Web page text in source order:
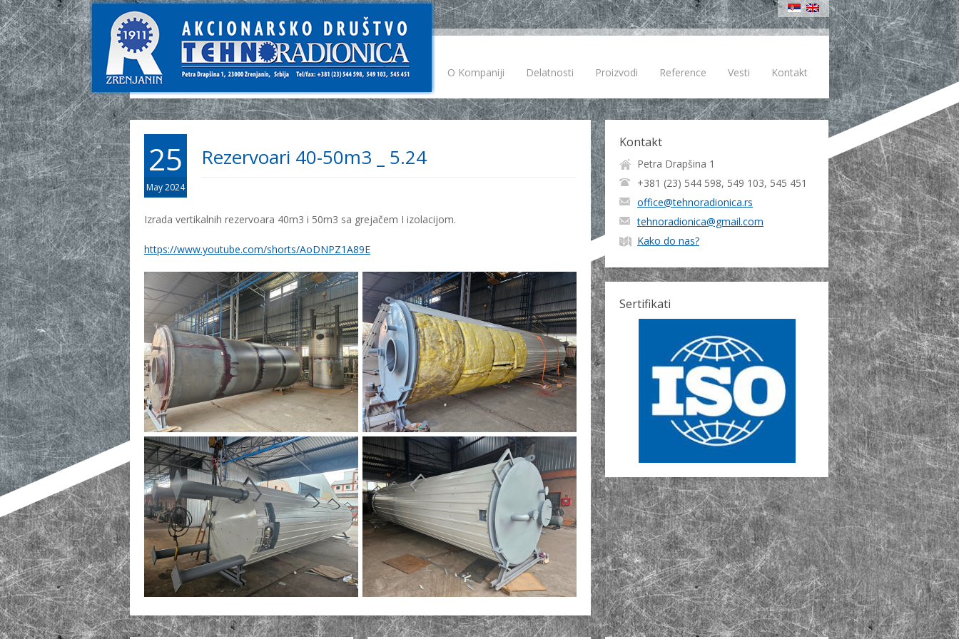
O Kompaniji Delatnosti Proizvodi Reference Vesti Kontakt
25
May 2024
Rezervoari 40-50m3 _ 5.24
Izrada vertikalnih rezervoara 40m3 i 50m3 sa grejačem I izolacijom.
https://www.youtube.com/shorts/AoDNPZ1A89E
Kontakt
Petra Drapšina 1
+381 (23) 544 598, 549 103, 545 451
office@tehnoradionica.rs
tehnoradionica@gmail.com
Kako do nas?
Sertifikati